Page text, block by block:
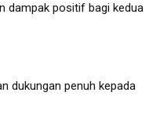
dampak positif bagi kedua
dukungan penuh kepada